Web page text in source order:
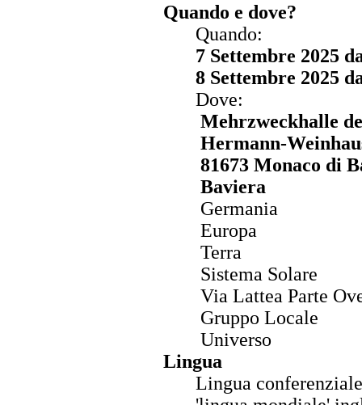
Quando e dove?
Quando:
7 Settembre 2025
8 Settembre 2025
Dove:
Mehrzweckhalle
Hermann-
81673 Monaco di
Baviera
Germania
Europa
Terra
Sistema Solare
Via Lattea Parte
Gruppo Locale
Universo
Lingua
Lingua